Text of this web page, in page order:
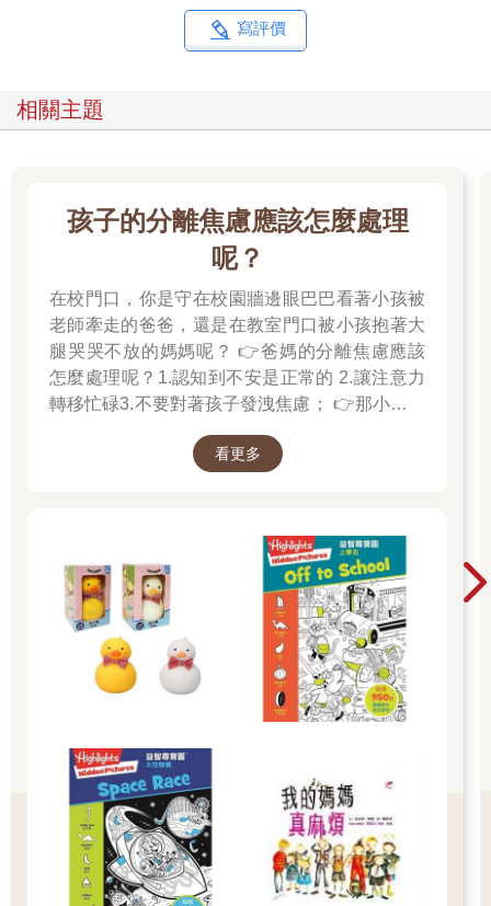
寫評價
相關主題
孩子的分離焦慮應該怎麼處理
呢？
在校門口，你是守在校園牆邊眼巴巴看著小孩被
老師牽走的爸爸，還是在教室門口被小孩抱著大
腿哭哭不放的媽媽呢？ 👉爸媽的分離焦慮應該
怎麼處理呢？1.認知到不安是正常的 2.讓注意力
轉移忙碌3.不要對著孩子發洩焦慮； 👉那小朋友
也許是熟悉的玩偶增加安全感 2.與孩子分開時請
孩子一起迎接成長的過程！真是太好了！ 🎉金石
堂開學季！爸媽好輕鬆教你一站購足！文具、書
包、書套參展品全面5折起！👉文具滿777送80
元電子禮券 👉全站商品滿1200回饋4%金幣
看更多